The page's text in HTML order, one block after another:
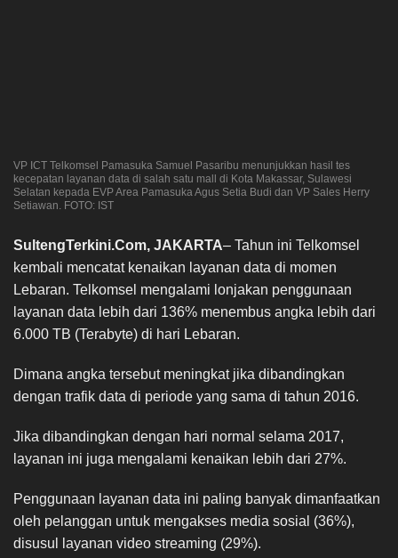
VP ICT Telkomsel Pamasuka Samuel Pasaribu menunjukkan hasil tes
kecepatan layanan data di salah satu mall di Kota Makassar, Sulawesi
Selatan kepada EVP Area Pamasuka Agus Setia Budi dan VP Sales Herry
Setiawan. FOTO: IST
SultengTerkini.Com, JAKARTA– Tahun ini Telkomsel
kembali mencatat kenaikan layanan data di momen
Lebaran. Telkomsel mengalami lonjakan penggunaan
layanan data lebih dari 136% menembus angka lebih dari
6.000 TB (Terabyte) di hari Lebaran.
Dimana angka tersebut meningkat jika dibandingkan
dengan trafik data di periode yang sama di tahun 2016.
Jika dibandingkan dengan hari normal selama 2017,
layanan ini juga mengalami kenaikan lebih dari 27%.
Penggunaan layanan data ini paling banyak dimanfaatkan
oleh pelanggan untuk mengakses media sosial (36%),
disusul layanan video streaming (29%).